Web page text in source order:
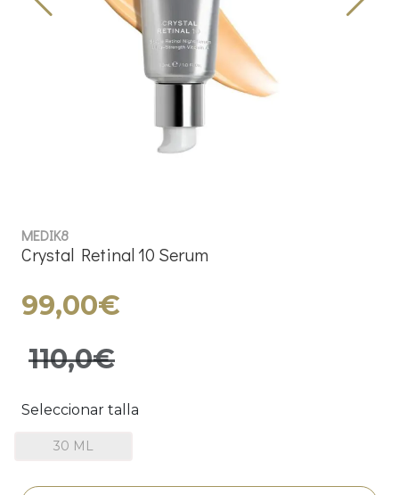
MEDIK8
Crystal Retinal 10 Serum
99,00€
110,0€
Seleccionar talla
30 ML